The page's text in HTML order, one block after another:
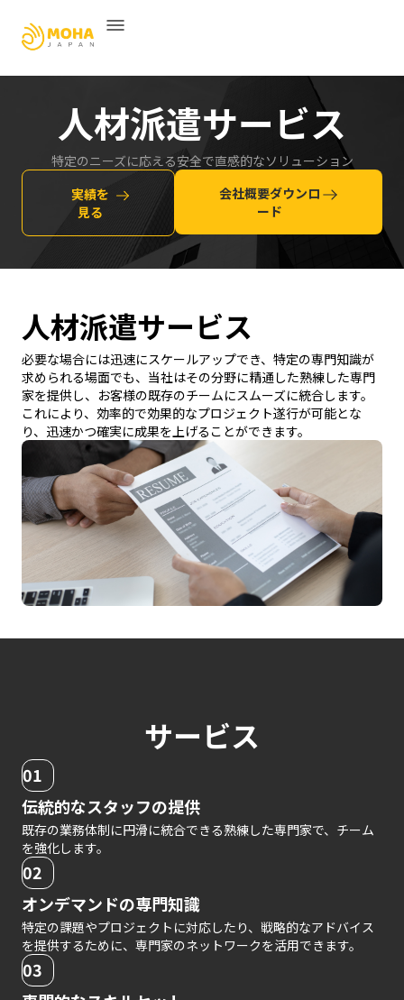
人材派遣サービス
特定のニーズに応える安全で直感的なソリューション
実績を
見る
会社概要ダウンロ
ード
人材派遣サービス
必要な場合には迅速にスケールアップでき、特定の専門知識が
求められる場面でも、当社はその分野に精通した熟練した専門
家を提供し、お客様の既存のチームにスムーズに統合します。
これにより、効率的で効果的なプロジェクト遂行が可能とな
り、迅速かつ確実に成果を上げることができます。
サービス
01
伝統的なスタッフの提供
既存の業務体制に円滑に統合できる熟練した専門家で、チーム
を強化します。
02
オンデマンドの専門知識
特定の課題やプロジェクトに対応したり、戦略的なアドバイス
を提供するために、専門家のネットワークを活用できます。
03